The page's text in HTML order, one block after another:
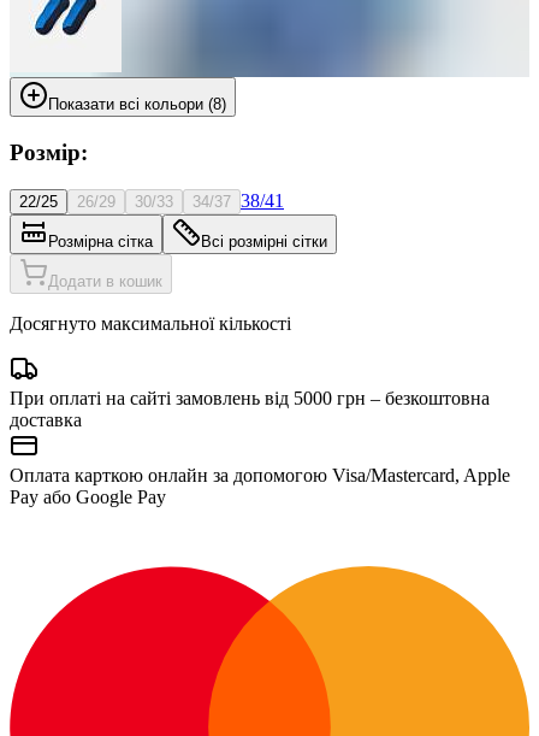
Показати всі кольори (8)
Розмір:
22/25 26/29 30/33 34/37 38/41
Розмірна сітка Всі розмірні сітки
Додати в кошик
Досягнуто максимальної кількості
При оплаті на сайті замовлень від 5000 грн – безкоштовна
доставка
Оплата карткою онлайн за допомогою Visa/Mastercard, Apple
Pay або Google Pay